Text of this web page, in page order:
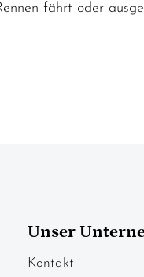
fährt oder
Unser
Kontakt